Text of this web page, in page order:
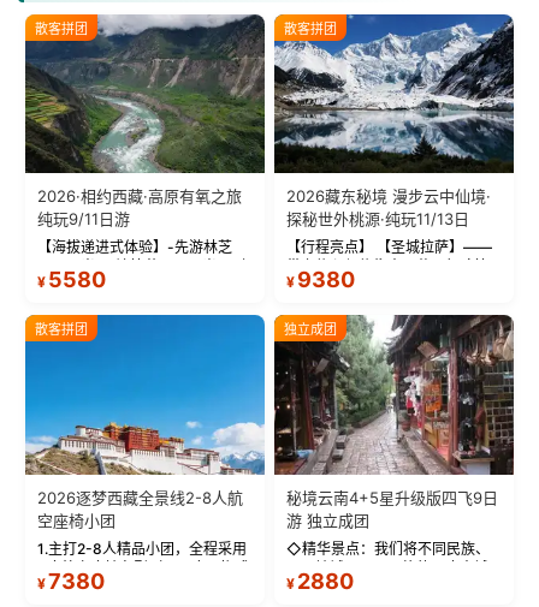
散客拼团
2026·相约西藏·高原有氧之旅
纯玩9/11日游
【海拔递进式体验】-先游林芝
(2900米)再访拉萨(3650米)，亲
测 99%游客零高反 。 【贴心保
反根本不是事儿 ！ 【无人机航
拍】-雪山/圣湖/...
¥ 5580
散客拼团
2026藏东秘境 漫步云中仙境·
探秘世外桃源·纯玩11/13日
【行程亮点】 【圣城拉萨】——
带上信心与信仰去西藏，行吟拉
萨，感受这座城与生俱来的与众
城堡寺院于一体的宏伟建筑，是
西藏最完整的古代...
¥ 9380
散客拼团
2026逐梦西藏全景线2-8人航
空座椅小团
1.主打2-8人精品小团，全程采用
座舱），提供VIP级别的舒适出行
¥7380
独立成团
秘境云南4+5星升级版四飞9日
游 独立成团
◇精华景点：我们将不同民族、
—【大理古城、丽江古城、香格
¥ 2880